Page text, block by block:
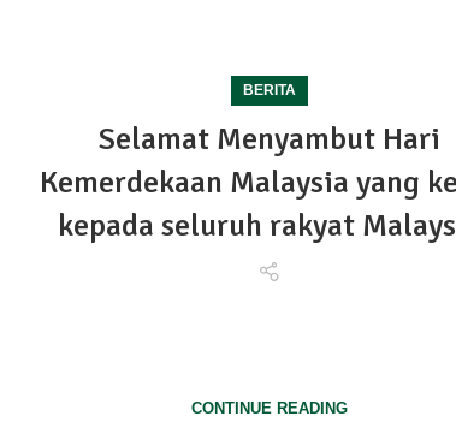
BERITA
Selamat Menyambut Hari
Kemerdekaan Malaysia yang
kepada seluruh rakyat
CONTINUE READING